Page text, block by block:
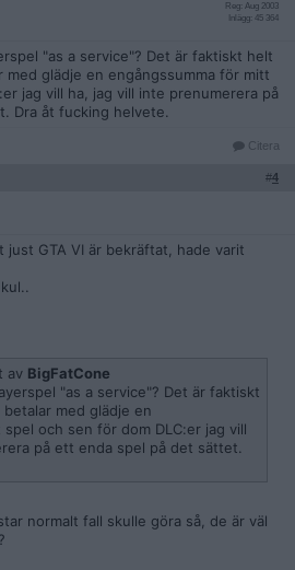
Reg: Aug 2003
Inlägg: 45 364
"as a service"? Det är faktiskt helt
med glädje en engångssumma för mitt
jag vill ha, jag vill inte prenumerera på
Dra åt fucking helvete.
Citera
#4
just GTA VI är bekräftat, hade varit
av BigFatCone
"as a service"? Det är faktiskt
med glädje en
och sen för dom DLC:er jag vill
på ett enda spel på det sättet.
normalt fall skulle göra så, de är väl